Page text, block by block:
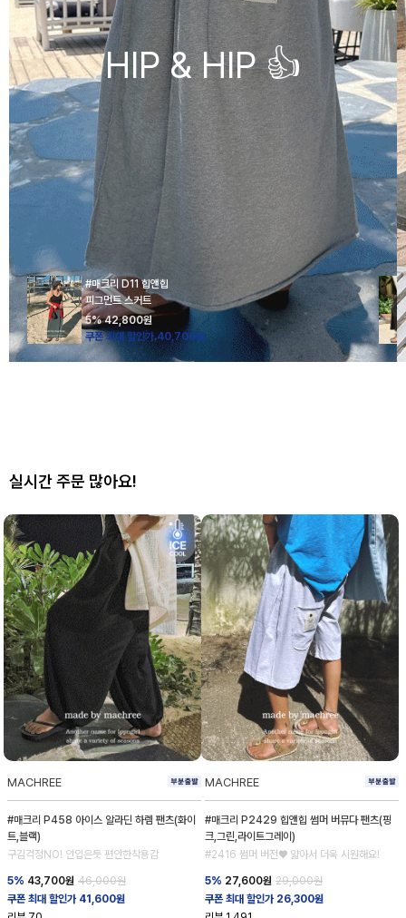
#매크리 D11 힙앤힙
피그먼트 스커트
5%42,800원
쿠폰 최대 할인가 40,700원
실시간 주문 많아요!
MACHREE
#매크리 P458 아이스 알라딘 하렘 팬츠(화이
트,블랙)
구김걱정NO! 안입은듯 편안한착용감
5% 43,700원 46,000원
쿠폰 최대 할인가 41,600원
MACHREE
#매크리 P2429 힙앤힙 썸머 버뮤다 팬츠(핑
크,그린,라이트그레이)
#2416 썸머 버전♥ 얇아서 더욱 시원해요!
5% 27,600원 29,000원
쿠폰 최대 할인가 26,300원